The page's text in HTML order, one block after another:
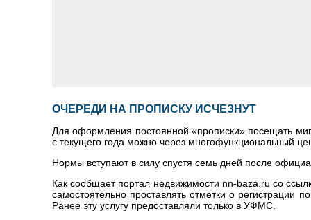
ОЧЕРЕДИ НА ПРОПИСКУ ИСЧЕЗНУТ
Для оформления постоянной «прописки» посещать
с текущего года можно через многофункциональный
Нормы вступают в силу спустя семь дней после
Как сообщает портал недвижимости nn-baza.ru со
самостоятельно проставлять отметки о регистрации
Ранее эту услугу предоставляли только в УФМС.